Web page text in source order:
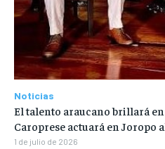
Noticias
El talento araucano brillará
Caroprese actuará en Joropo
1 de julio de 2026